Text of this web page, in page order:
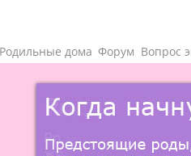
Родильные дома Форум Вопрос